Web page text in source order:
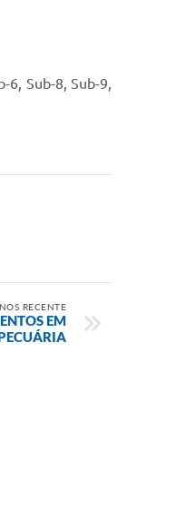
6, Sub-8, Sub-9,
RECENTE
EM